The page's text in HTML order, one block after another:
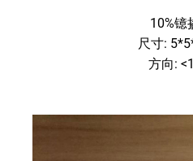
10%镱
尺寸:
方向: